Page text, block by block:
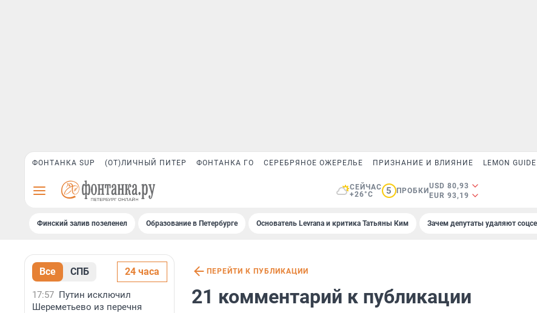
ФОНТАНКА SUP (ОТ)ЛИЧНЫЙ ПИТЕР ФОНТАНКА ГО СЕРЕБРЯНОЕ ОЖЕРЕЛЬЕ ПРИЗНАНИЕ И ВЛИЯНИЕ LEMON GUIDE
СЕЙЧАС
+26°C
5 ПРОБКИ
USD 80,93
EUR 93,19
Финский залив позеленел Образование в Петербурге Основатель Levrana и критика Татьяны Ким Зачем депутаты удаляют
Все СПБ 24 часа
17:57 Путин исключил
Шереметьево из перечня
ПЕРЕЙТИ К ПУБЛИКАЦИИ
21 комментарий к публикации